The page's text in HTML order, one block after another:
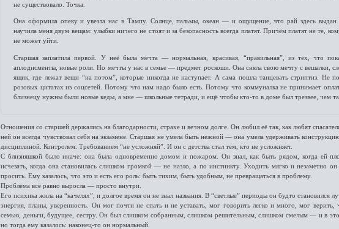
не существовало. Точка.
Она оформила опеку и увезла нас в Тампу. Солнце, пальмы, океан — и ощущение, что рай здесь выдан
научила меня двум вещам: улыбки ничего не стоят и за безопасность всегда платят. Причём платят не те,
не может уйти.
Старшая заплатила первой. У неё была мечта — нормальная, красивая, “правильная”, из тех, что
аплодисменты, новые роли. Но мечты у нас в семье — предмет роскоши. Она сняла свою мечту с вешалки,
ящик, где лежат вещи “на потом”, которые никогда не наступает. А сама пошла танцевать стриптиз. Не
розовых цитатах из соцсетей. Потому что нам надо было есть. Потому что коммуналка не принимает
близнецу нужны были новые кеды, а мне — школьные тетради, и ещё чтобы кто-то в доме был трезвее, чем
Отношения со старшей держались на благодарности, страхе и вечном долге. Он любил её так, как любят
ней он всегда чувствовал себя на экзамене. Старшая не умела быть нежной — она умела удерживать
дисциплиной. Контролем. Требованием “не усложняй”. И он с детства стал тем, кто не усложняет.
С близняшкой было иначе: она была одновременно домом и пожаром. Он знал, как быть рядом, когда ей
исчезать, когда она становилась слишком громкой — не назло, а по инстинкту. Уходить мягко и незаметно
просить. Ему казалось, что это и есть его роль: быть тихим, быть удобным, не превращаться в проблему.
Проблема всё равно выросла — просто внутри.
Его психика жила на “качелях”, и долгое время он не знал названия. В “светлые” периоды он будто становился
энергия, планы, уверенность. Он мог почти не спать и не уставать, мог говорить легко и много, мог верить,
семью, деньги, будущее, сестру. Он был слишком собранным, слишком решительным, слишком смелым — и в
но тогда ему казалось: наконец-то он нормальный.